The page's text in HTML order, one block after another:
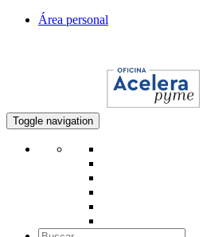
Área personal
Toggle navigation